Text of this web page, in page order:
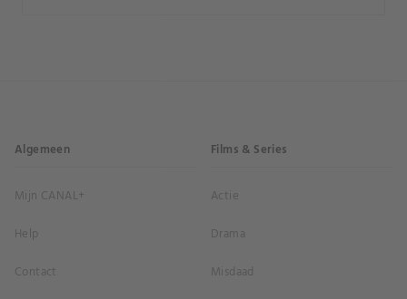
Algemeen
Mijn CANAL+
Help
Contact
Films & Series
Actie
Drama
Misdaad